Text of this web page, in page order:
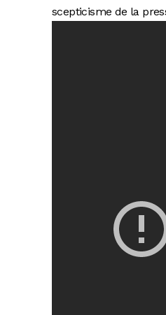
scepticisme de la